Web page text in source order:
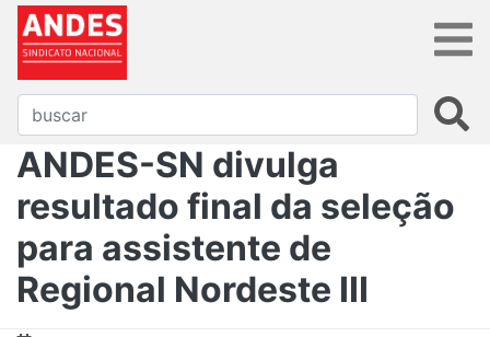
ANDES-SN divulga
resultado final da seleção
para assistente de
Regional Nordeste III